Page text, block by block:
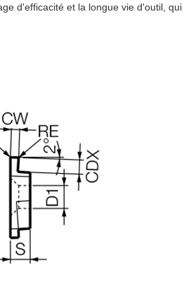
d'efficacité et la longue vie d'outil,